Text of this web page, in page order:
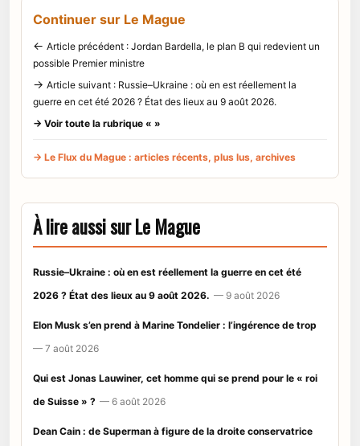
Continuer sur Le Mague
← Article précédent : Jordan Bardella, le plan B qui redevient un
possible Premier ministre
→ Article suivant : Russie–Ukraine : où en est réellement la
guerre en cet été 2026 ? État des lieux au 9 août 2026.
→ Voir toute la rubrique « »
→ Le Flux du Mague : articles récents, plus lus, archives
À lire aussi sur Le Mague
Russie–Ukraine : où en est réellement la guerre en cet été
2026 ? État des lieux au 9 août 2026. — 9 août 2026
Elon Musk s’en prend à Marine Tondelier : l’ingérence de trop
— 7 août 2026
Qui est Jonas Lauwiner, cet homme qui se prend pour le « roi
de Suisse » ? — 6 août 2026
Dean Cain : de Superman à figure de la droite conservatrice